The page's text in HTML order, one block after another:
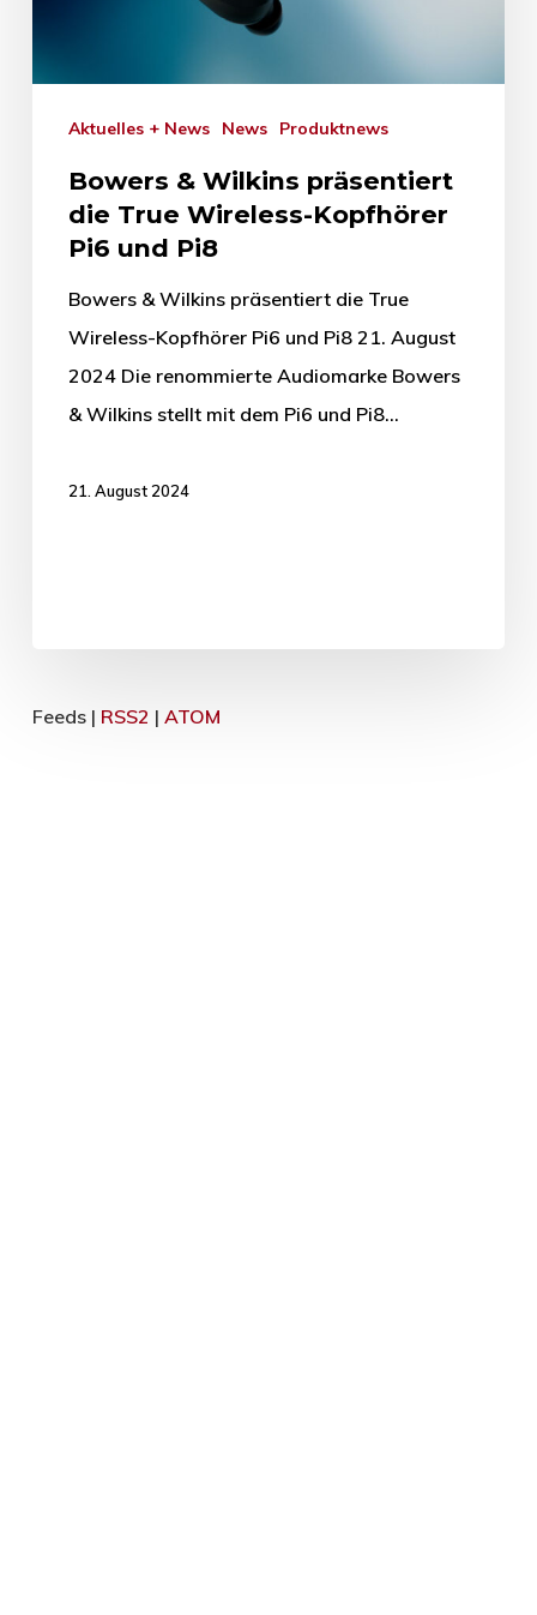
Aktuelles + News News Produktnews
Bowers & Wilkins präsentiert
die True Wireless-Kopfhörer
Pi6 und Pi8
Bowers & Wilkins präsentiert die True
Wireless-Kopfhörer Pi6 und Pi8 21. August
2024 Die renommierte Audiomarke Bowers
& Wilkins stellt mit dem Pi6 und Pi8…
21. August 2024
Feeds | RSS2 | ATOM